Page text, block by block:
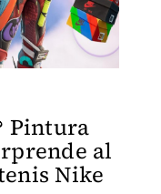
Pintura
al
Nike